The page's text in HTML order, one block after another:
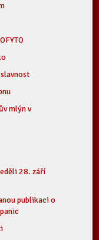
mlýn v
28. září
publikaci o